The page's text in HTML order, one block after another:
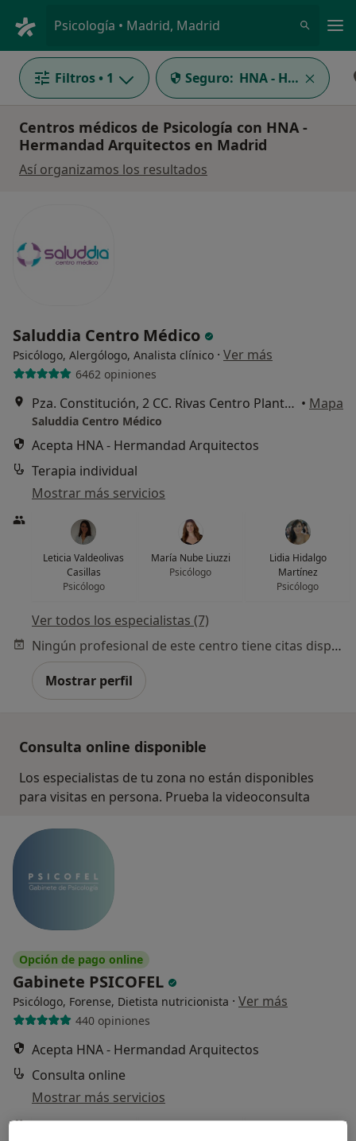
Psicología • Madrid, Madrid
Filtros • 1 Seguro: HNA -
Centros médicos de Psicología con HNA -
Hermandad Arquitectos en Madrid
Así organizamos los resultados
Saluddia Centro Médico
Psicólogo, Alergólogo, Analista clínico · Ver más
6462 opiniones
Pza. Constitución, 2 CC. Rivas Centro Planta Alta, Rivas-Vaciamadrid • Mapa
Saluddia Centro Médico
Acepta HNA - Hermandad Arquitectos
Terapia individual
Mostrar más servicios
Leticia Valdeolivas
Casillas
Psicólogo
María Nube Liuzzi
Psicólogo
Lidia Hidalgo
Martínez
Psicólogo
Ver todos los especialistas (7)
Ningún profesional de este centro tiene citas disponibles
Mostrar perfil
Consulta online disponible
Los especialistas de tu zona no están disponibles
para visitas en persona. Prueba la videoconsulta
Opción de pago online
Gabinete PSICOFEL
Psicólogo, Forense, Dietista nutricionista · Ver más
440 opiniones
Acepta HNA - Hermandad Arquitectos
Consulta online
Mostrar más servicios